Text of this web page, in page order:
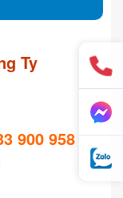
Ty
900 958